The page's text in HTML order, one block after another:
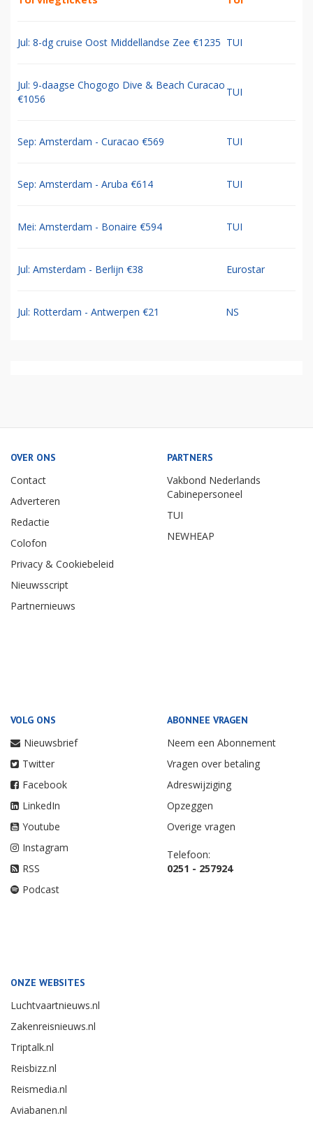
Jul: 8-dg cruise Oost Middellandse Zee €1235 TUI
Jul: 9-daagse Chogogo Dive & Beach Curacao
€1056
TUI
Sep: Amsterdam - Curacao €569 TUI
Sep: Amsterdam - Aruba €614 TUI
Mei: Amsterdam - Bonaire €594 TUI
Jul: Amsterdam - Berlijn €38 Eurostar
Jul: Rotterdam - Antwerpen €21 NS
OVER ONS
Contact
Adverteren
Redactie
Colofon
Privacy & Cookiebeleid
Nieuwsscript
Partnernieuws
PARTNERS
Vakbond Nederlands
Cabinepersoneel
TUI
NEWHEAP
VOLG ONS
Nieuwsbrief
Twitter
Facebook
LinkedIn
Youtube
Instagram
RSS
Podcast
ABONNEE VRAGEN
Neem een Abonnement
Vragen over betaling
Adreswijziging
Opzeggen
Overige vragen
Telefoon:
0251 - 257924
ONZE WEBSITES
Luchtvaartnieuws.nl
Zakenreisnieuws.nl
Triptalk.nl
Reisbizz.nl
Reismedia.nl
Aviabanen.nl